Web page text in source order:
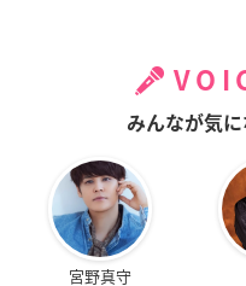
みんなが気
宮野真守